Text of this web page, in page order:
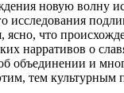
новую волну
исследования
что
нарративов о
объединении и
тем культурным